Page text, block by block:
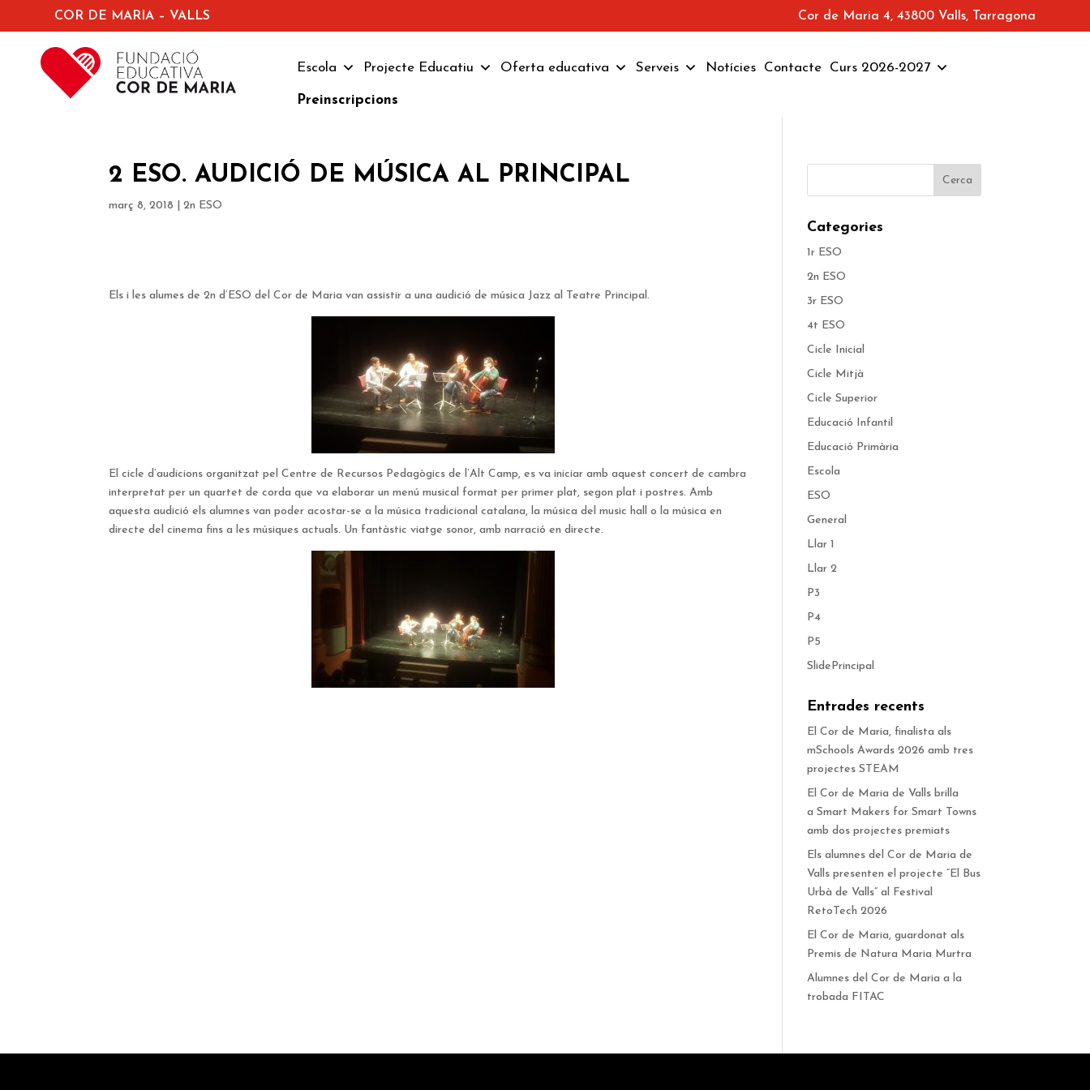
COR DE MARIA – VALLS Cor de Maria 4, 43800 Valls, Tarragona
Escola Projecte Educatiu Oferta educativa Serveis Notícies Contacte Curs 2026-2027
Preinscripcions
2 ESO. AUDICIÓ DE MÚSICA AL PRINCIPAL
març 8, 2018 |2n ESO
Els i les alumes de 2n d’ESO del Cor de Maria van assistir a una audició de música Jazz al Teatre Principal.
El cicle d’audicions organitzat pel Centre de Recursos Pedagògics de l’Alt Camp, es va iniciar amb aquest concert de cambra
interpretat per un quartet de corda que va elaborar un menú musical format per primer plat, segon plat i postres. Amb
aquesta audició els alumnes van poder acostar-se a la música tradicional catalana, la música del music hall o la música en
directe del cinema fins a les músiques actuals. Un fantàstic viatge sonor, amb narració en directe.
Categories
1r ESO
2n ESO
3r ESO
4t ESO
Cicle Inicial
Cicle Mitjà
Cicle Superior
Educació Infantil
Educació Primària
Escola
ESO
General
Llar 1
Llar 2
P3
P4
P5
SlidePrincipal
Entrades recents
El Cor de Maria, finalista als
mSchools Awards 2026 amb tres
projectes STEAM
El Cor de Maria de Valls brilla
a Smart Makers for Smart Towns
amb dos projectes premiats
Els alumnes del Cor de Maria de
Valls presenten el projecte “El Bus
Urbà de Valls” al Festival
RetoTech 2026
El Cor de Maria, guardonat als
Premis de Natura Maria Murtra
Alumnes del Cor de Maria a la
trobada FITAC